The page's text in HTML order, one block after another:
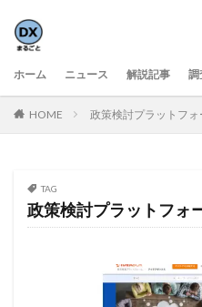
ホーム ニュース 解説記事 調
HOME 政策検討プラットフォ
TAG
政策検討プラットフォ